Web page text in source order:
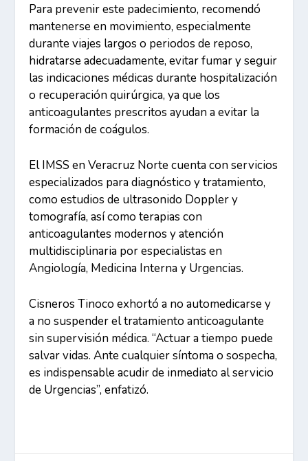
Para prevenir este padecimiento, recomendó
mantenerse en movimiento, especialmente
durante viajes largos o periodos de reposo,
hidratarse adecuadamente, evitar fumar y seguir
las indicaciones médicas durante hospitalización
o recuperación quirúrgica, ya que los
anticoagulantes prescritos ayudan a evitar la
formación de coágulos.
El IMSS en Veracruz Norte cuenta con servicios
especializados para diagnóstico y tratamiento,
como estudios de ultrasonido Doppler y
tomografía, así como terapias con
anticoagulantes modernos y atención
multidisciplinaria por especialistas en
Angiología, Medicina Interna y Urgencias.
Cisneros Tinoco exhortó a no automedicarse y
a no suspender el tratamiento anticoagulante
sin supervisión médica. “Actuar a tiempo puede
salvar vidas. Ante cualquier síntoma o sospecha,
es indispensable acudir de inmediato al servicio
de Urgencias”, enfatizó.